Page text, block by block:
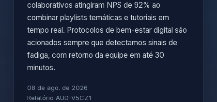
colaborativos atingiram NPS de 92% ao
combinar playlists temáticas e tutoriais em
tempo real. Protocolos de bem-estar digital são
acionados sempre que detectamos sinais de
fadiga, com retorno da equipe em até 30
minutos.
08 de ago. de 2026
Relatório AUD-V5CZ1